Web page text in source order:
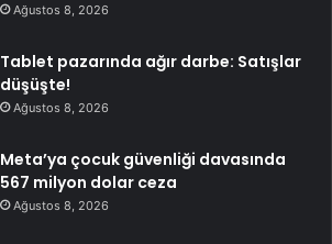
Ağustos 8, 2026
Tablet pazarında ağır darbe: Satışlar
düşüşte!
Ağustos 8, 2026
Meta’ya çocuk güvenliği davasında
567 milyon dolar ceza
Ağustos 8, 2026